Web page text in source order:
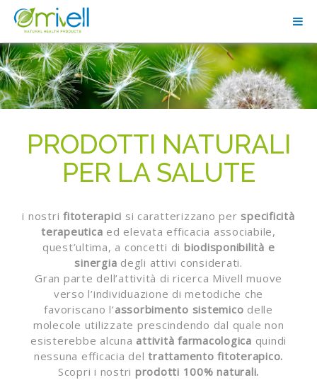
PRODOTTI NATURALI
PER LA SALUTE
i nostrifitoterapici si caratterizzano perspecificità
terapeutica ed elevata efficacia associabile,
quest’ultima, a concetti di biodisponibilità e
sinergia degli attivi considerati.
Gran parte dell’attività di ricerca Mivell muove
verso l’individuazione di metodiche che
favoriscano l’assorbimento sistemico delle
molecole utilizzate prescindendo dal quale non
esisterebbe alcuna attività farmacologica quindi
nessuna efficacia deltrattamento fitoterapico.
Scopri i nostri prodotti 100% naturali.